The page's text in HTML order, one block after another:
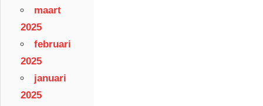
maart
2025
februari
2025
januari
2025